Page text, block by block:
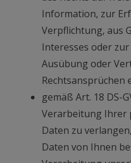
Information, zur
Verpflichtung, aus
Interesses oder
Ausübung oder
Rechtsansprüchen
gemäß Art. 18 DS-
Verarbeitung Ihrer
Daten zu
Daten von Ihnen